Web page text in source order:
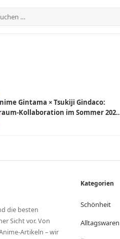
Gintama × Tsukiji Gindaco:
Kollaboration im Sommer 2026
die besten
Sicht vor. Von
Artikeln – wir
Kategorien
Schönheit
Alltagswaren